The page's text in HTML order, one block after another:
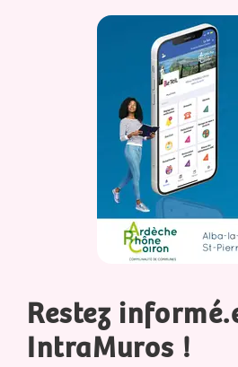
Restez
IntraMuros !